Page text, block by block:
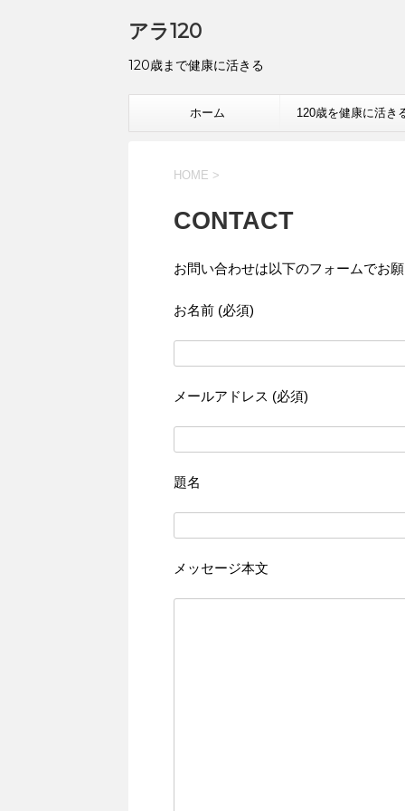
アラ120
120歳まで健康に活きる
ホーム 120歳を健康に活き
HOME >
CONTACT
お問い合わせは以下のフォームでお願
お名前 (必須)
メールアドレス (必須)
題名
メッセージ本文